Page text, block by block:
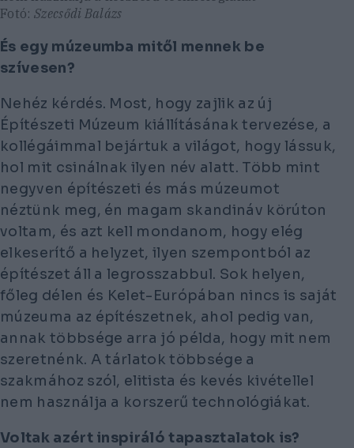
Fotó: Szecsődi Balázs
És egy múzeumba mitől mennek be
szívesen?
Nehéz kérdés. Most, hogy zajlik az új
Építészeti Múzeum kiállításának tervezése, a
kollégáimmal bejártuk a világot, hogy lássuk,
hol mit csinálnak ilyen név alatt. Több mint
negyven építészeti és más múzeumot
néztünk meg, én magam skandináv körúton
voltam, és azt kell mondanom, hogy elég
elkeserítő a helyzet, ilyen szempontból az
építészet áll a legrosszabbul. Sok helyen,
főleg délen és Kelet-Európában nincs is saját
múzeuma az építészetnek, ahol pedig van,
annak többsége arra jó példa, hogy mit nem
szeretnénk. A tárlatok többsége a
szakmához szól, elitista és kevés kivétellel
nem használja a korszerű technológiákat.
Voltak azért inspiráló tapasztalatok is?